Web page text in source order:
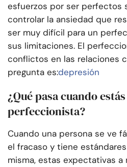
esfuerzos por ser perfectos
controlar la ansiedad que
ser muy difícil para un
sus limitaciones. El
conflictos en las relaciones
pregunta es:depresión
¿Qué pasa cuando
perfeccionista?
Cuando una persona se ve
el fracaso y tiene
misma, estas expectativas